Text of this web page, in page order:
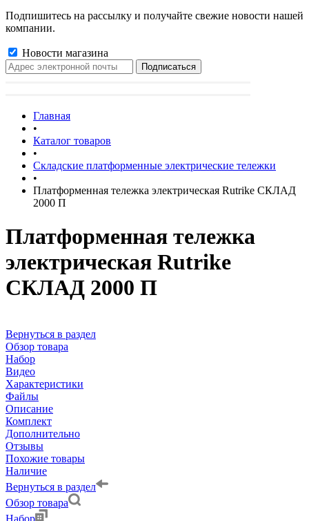
Подпишитесь на рассылку и получайте свежие новости нашей
компании.
Новости магазина
Главная
•
Каталог товаров
•
Складские платформенные электрические тележки
•
Платформенная тележка электрическая Rutrike СКЛАД
2000 П
Платформенная тележка
электрическая Rutrike
СКЛАД 2000 П
Вернуться в раздел
Обзор товара
Набор
Видео
Характеристики
Файлы
Описание
Комплект
Дополнительно
Отзывы
Похожие товары
Наличие
Вернуться в раздел
Обзор товара
Набор